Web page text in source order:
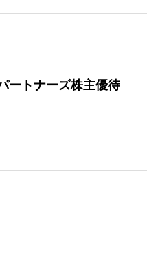
ートナーズ株主優待